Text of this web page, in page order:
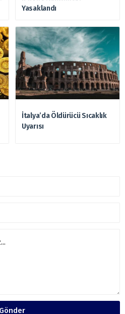
Yasaklandı
İtalya’da Öldürücü Sıcaklık
Uyarısı
Gönder